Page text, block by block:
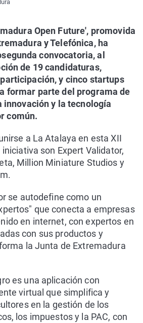
Open Future', promovida
y Telefónica, ha
convocatoria, al
de 19 candidaturas,
y cinco startups
formar parte del programa de
innovación y la tecnología
común.
a La Atalaya en esta XII
son Expert Validator,
Million Miniature Studios y
se autodefine como un
que conecta a empresas
en internet, con expertos en
con sus productos y
la Junta de Extremadura
es una aplicación con
virtual que simplifica y
en la gestión de los
los impuestos y la PAC, con